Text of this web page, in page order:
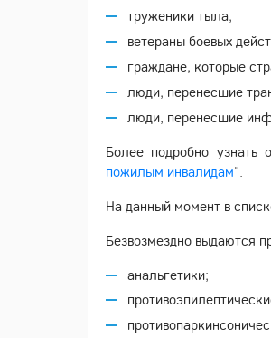
труженики тыла;
ветераны боевых
граждане, которые
люди, перенесшие
люди, перенесшие
Более подробно
пожилым инвалидам".
На данный момент в
Безвозмездно выдаются
анальгетики;